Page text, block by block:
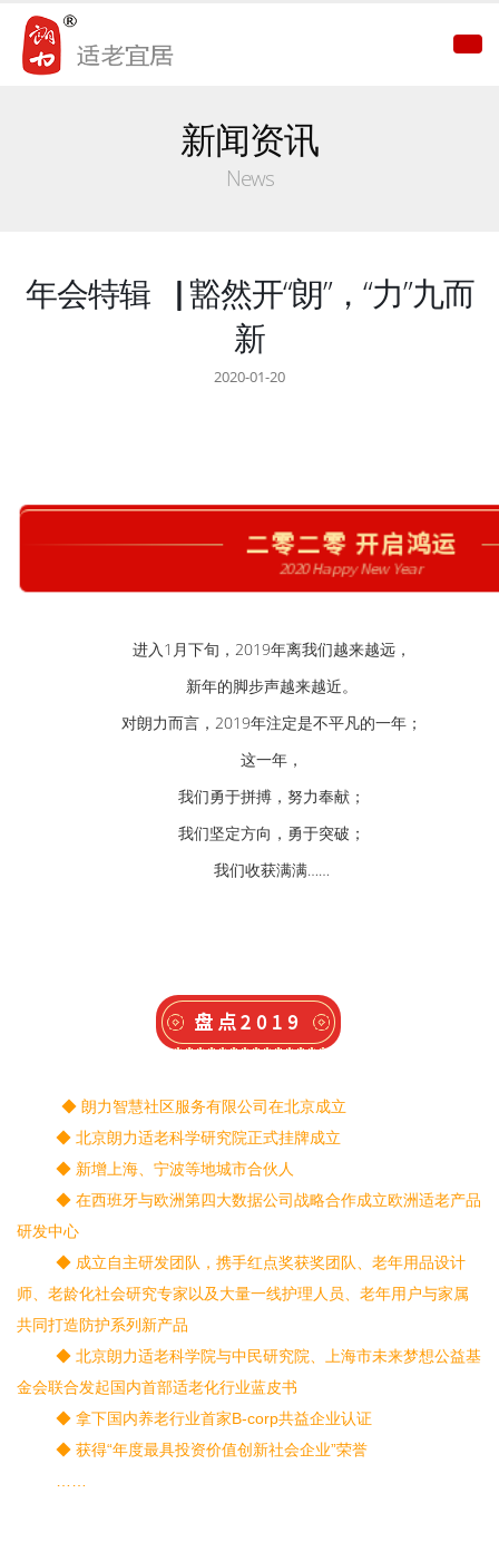
新闻资讯
News
年会特辑▕ 豁然开“朗”，“力”九而
新
2020-01-20
进入1月下旬，2019年离我们越来越远，
新年的脚步声越来越近。
对朗力而言，2019年注定是不平凡的一年；
这一年，
我们勇于拼搏，努力奉献；
我们坚定方向，勇于突破；
我们收获满满……
◆ 朗力智慧社区服务有限公司在北京成立
◆ 北京朗力适老科学研究院正式挂牌成立
◆ 新增上海、宁波等地城市合伙人
◆ 在西班牙与欧洲第四大数据公司战略合作成立欧洲适老产品
研发中心
◆ 成立自主研发团队，携手红点奖获奖团队、老年用品设计
师、老龄化社会研究专家以及大量一线护理人员、老年用户与家属
共同打造防护系列新产品
◆ 北京朗力适老科学院与中民研究院、上海市未来梦想公益基
金会联合发起国内首部适老化行业蓝皮书
◆ 拿下国内养老行业首家B-corp共益企业认证
◆ 获得“年度最具投资价值创新社会企业”荣誉